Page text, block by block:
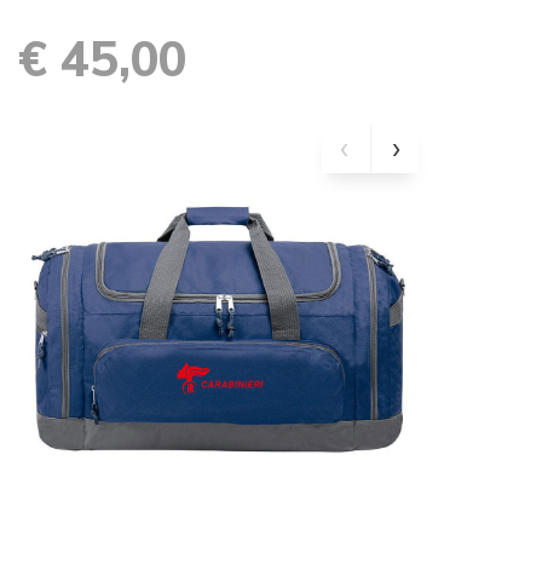
€ 45,00